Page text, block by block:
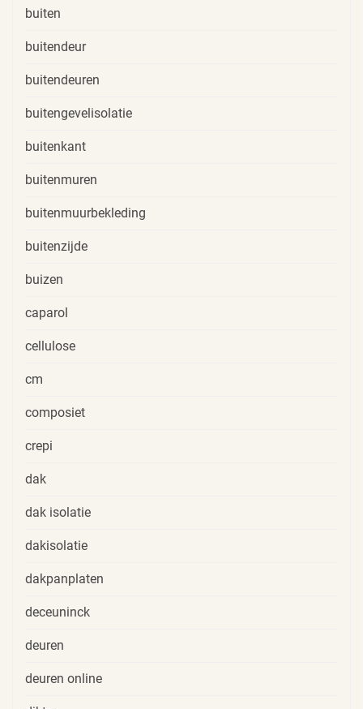
buiten
buitendeur
buitendeuren
buitengevelisolatie
buitenkant
buitenmuren
buitenmuurbekleding
buitenzijde
buizen
caparol
cellulose
cm
composiet
crepi
dak
dak isolatie
dakisolatie
dakpanplaten
deceuninck
deuren
deuren online